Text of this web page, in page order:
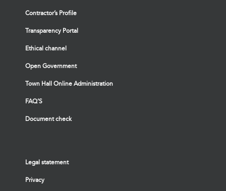
Contractor’s Profile
Transparency Portal
Ethical channel
Open Government
Town Hall Online Administration
FAQ’S
Document check
Legal statement
Privacy